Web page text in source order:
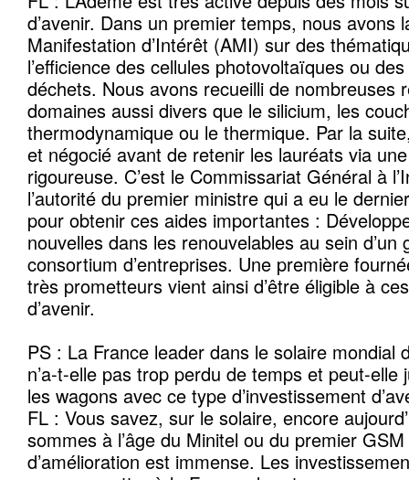
d’avenir. Dans un premier temps, nous avons
Manifestation d’Intérêt (AMI) sur des
l’efficience des cellules photovoltaïques ou
déchets. Nous avons recueilli de nombreuses
domaines aussi divers que le silicium, les
thermodynamique ou le thermique. Par la
et négocié avant de retenir les lauréats via
rigoureuse. C’est le Commissariat Général à
l’autorité du premier ministre qui a eu le
pour obtenir ces aides importantes :
nouvelles dans les renouvelables au sein d’un
consortium d’entreprises. Une première
très prometteurs vient ainsi d’être éligible à
d’avenir.
PS : La France leader dans le solaire mondial
n’a-t-elle pas trop perdu de temps et peut-
les wagons avec ce type d’investissement
FL : Vous savez, sur le solaire, encore
sommes à l’âge du Minitel ou du premier
d’amélioration est immense. Les